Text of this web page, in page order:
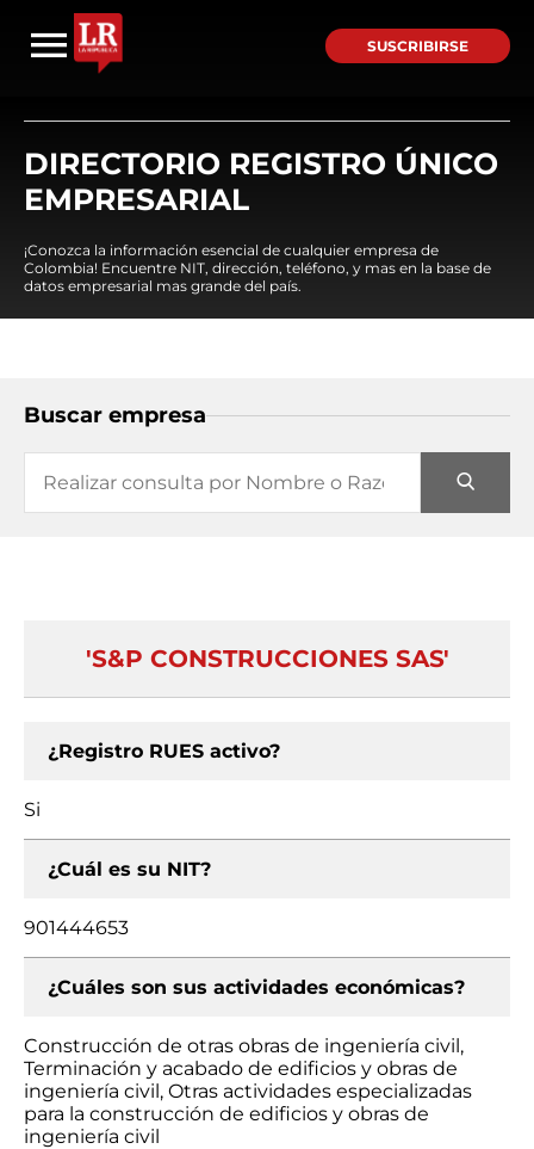
SUSCRIBIRSE
DIRECTORIO REGISTRO ÚNICO
EMPRESARIAL
¡Conozca la información esencial de cualquier empresa de
Colombia! Encuentre NIT, dirección, teléfono, y mas en la base de
datos empresarial mas grande del país.
Buscar empresa
'S&P CONSTRUCCIONES SAS'
¿Registro RUES activo?
Si
¿Cuál es su NIT?
901444653
¿Cuáles son sus actividades económicas?
Construcción de otras obras de ingeniería civil,
Terminación y acabado de edificios y obras de
ingeniería civil, Otras actividades especializadas
para la construcción de edificios y obras de
ingeniería civil